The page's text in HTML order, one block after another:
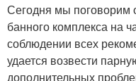
Сегодня мы поговорим
банного комплекса на
соблюдении всех
удается возвести
дополнительных